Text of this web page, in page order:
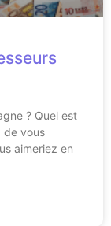
? Quel est
de vous
aimeriez en